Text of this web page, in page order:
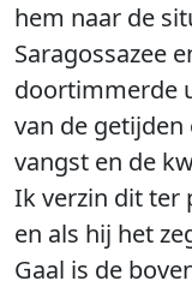
hem naar de
Saragossazee
doortimmerde
van de
vangst en de
Ik verzin dit ter
en als hij het
Gaal is de